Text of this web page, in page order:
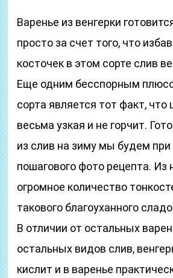
Варенье из венгерки
просто за счет того, что
косточек в этом сорте слив
Еще одним бесспорным
сорта является тот факт, что
весьма узкая и не горчит.
из слив на зиму мы будем
пошагового фото рецепта. Из
огромное количество
такового благоуханного
В отличии от остальных
остальных видов слив,
кислит и в варенье